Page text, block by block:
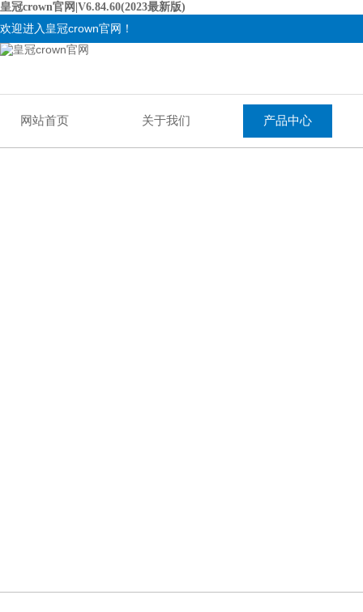
皇冠crown官网|V6.84.60(2023最新版)
欢迎进入皇冠crown官网！
网站首页 关于我们 产品中心